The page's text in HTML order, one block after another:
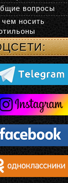
вопросы
носить